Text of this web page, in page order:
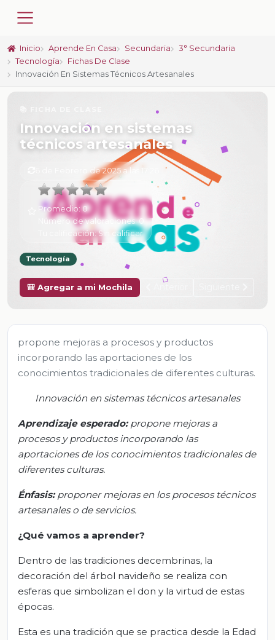
Inicio Aprende En Casa Secundaria
3° Secundaria
Tecnología
Fichas De Clase
Innovación En Sistemas Técnicos Artesanales
Innovación en sistemas
técnicos artesanales
6 de Febrero de 2025 a las 17:26
Promedio: 0
Número de valoraciones:0
Tu calificación:Sin calificar
Tecnología
🎒 Agregar a mi Mochila
propone mejoras a procesos y productos
incorporando las aportaciones de los
conocimientos tradicionales de diferentes culturas.
Innovación en sistemas técnicos artesanales
Aprendizaje esperado: propone mejoras a
procesos y productos incorporando las
aportaciones de los conocimientos tradicionales de
diferentes culturas.
Énfasis:proponer mejoras en los procesos técnicos
artesanales o de servicios.
¿Qué vamos a aprender?
Dentro de las tradiciones decembrinas, la
decoración del árbol navideño se realiza con
esferas que simbolizan el don y la virtud de estas
épocas.
Esta es una tradición que se practica desde la Edad